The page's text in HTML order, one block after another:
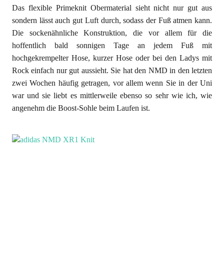
Das flexible Primeknit Obermaterial sieht nicht nur gut aus
sondern lässt auch gut Luft durch, sodass der Fuß atmen kann.
Die sockenähnliche Konstruktion, die vor allem für die
hoffentlich bald sonnigen Tage an jedem Fuß mit
hochgekrempelter Hose, kurzer Hose oder bei den Ladys mit
Rock einfach nur gut aussieht. Sie hat den NMD in den letzten
zwei Wochen häufig getragen, vor allem wenn Sie in der Uni
war und sie liebt es mittlerweile ebenso so sehr wie ich, wie
angenehm die Boost-Sohle beim Laufen ist.